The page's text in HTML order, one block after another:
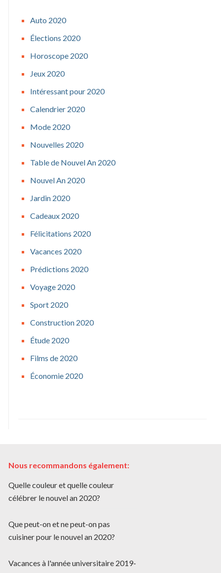
Auto 2020
Élections 2020
Horoscope 2020
Jeux 2020
Intéressant pour 2020
Calendrier 2020
Mode 2020
Nouvelles 2020
Table de Nouvel An 2020
Nouvel An 2020
Jardin 2020
Cadeaux 2020
Félicitations 2020
Vacances 2020
Prédictions 2020
Voyage 2020
Sport 2020
Construction 2020
Étude 2020
Films de 2020
Économie 2020
Nous recommandons également:
Quelle couleur et quelle couleur
célébrer le nouvel an 2020?
Que peut-on et ne peut-on pas
cuisiner pour le nouvel an 2020?
Vacances à l'année universitaire 2019-